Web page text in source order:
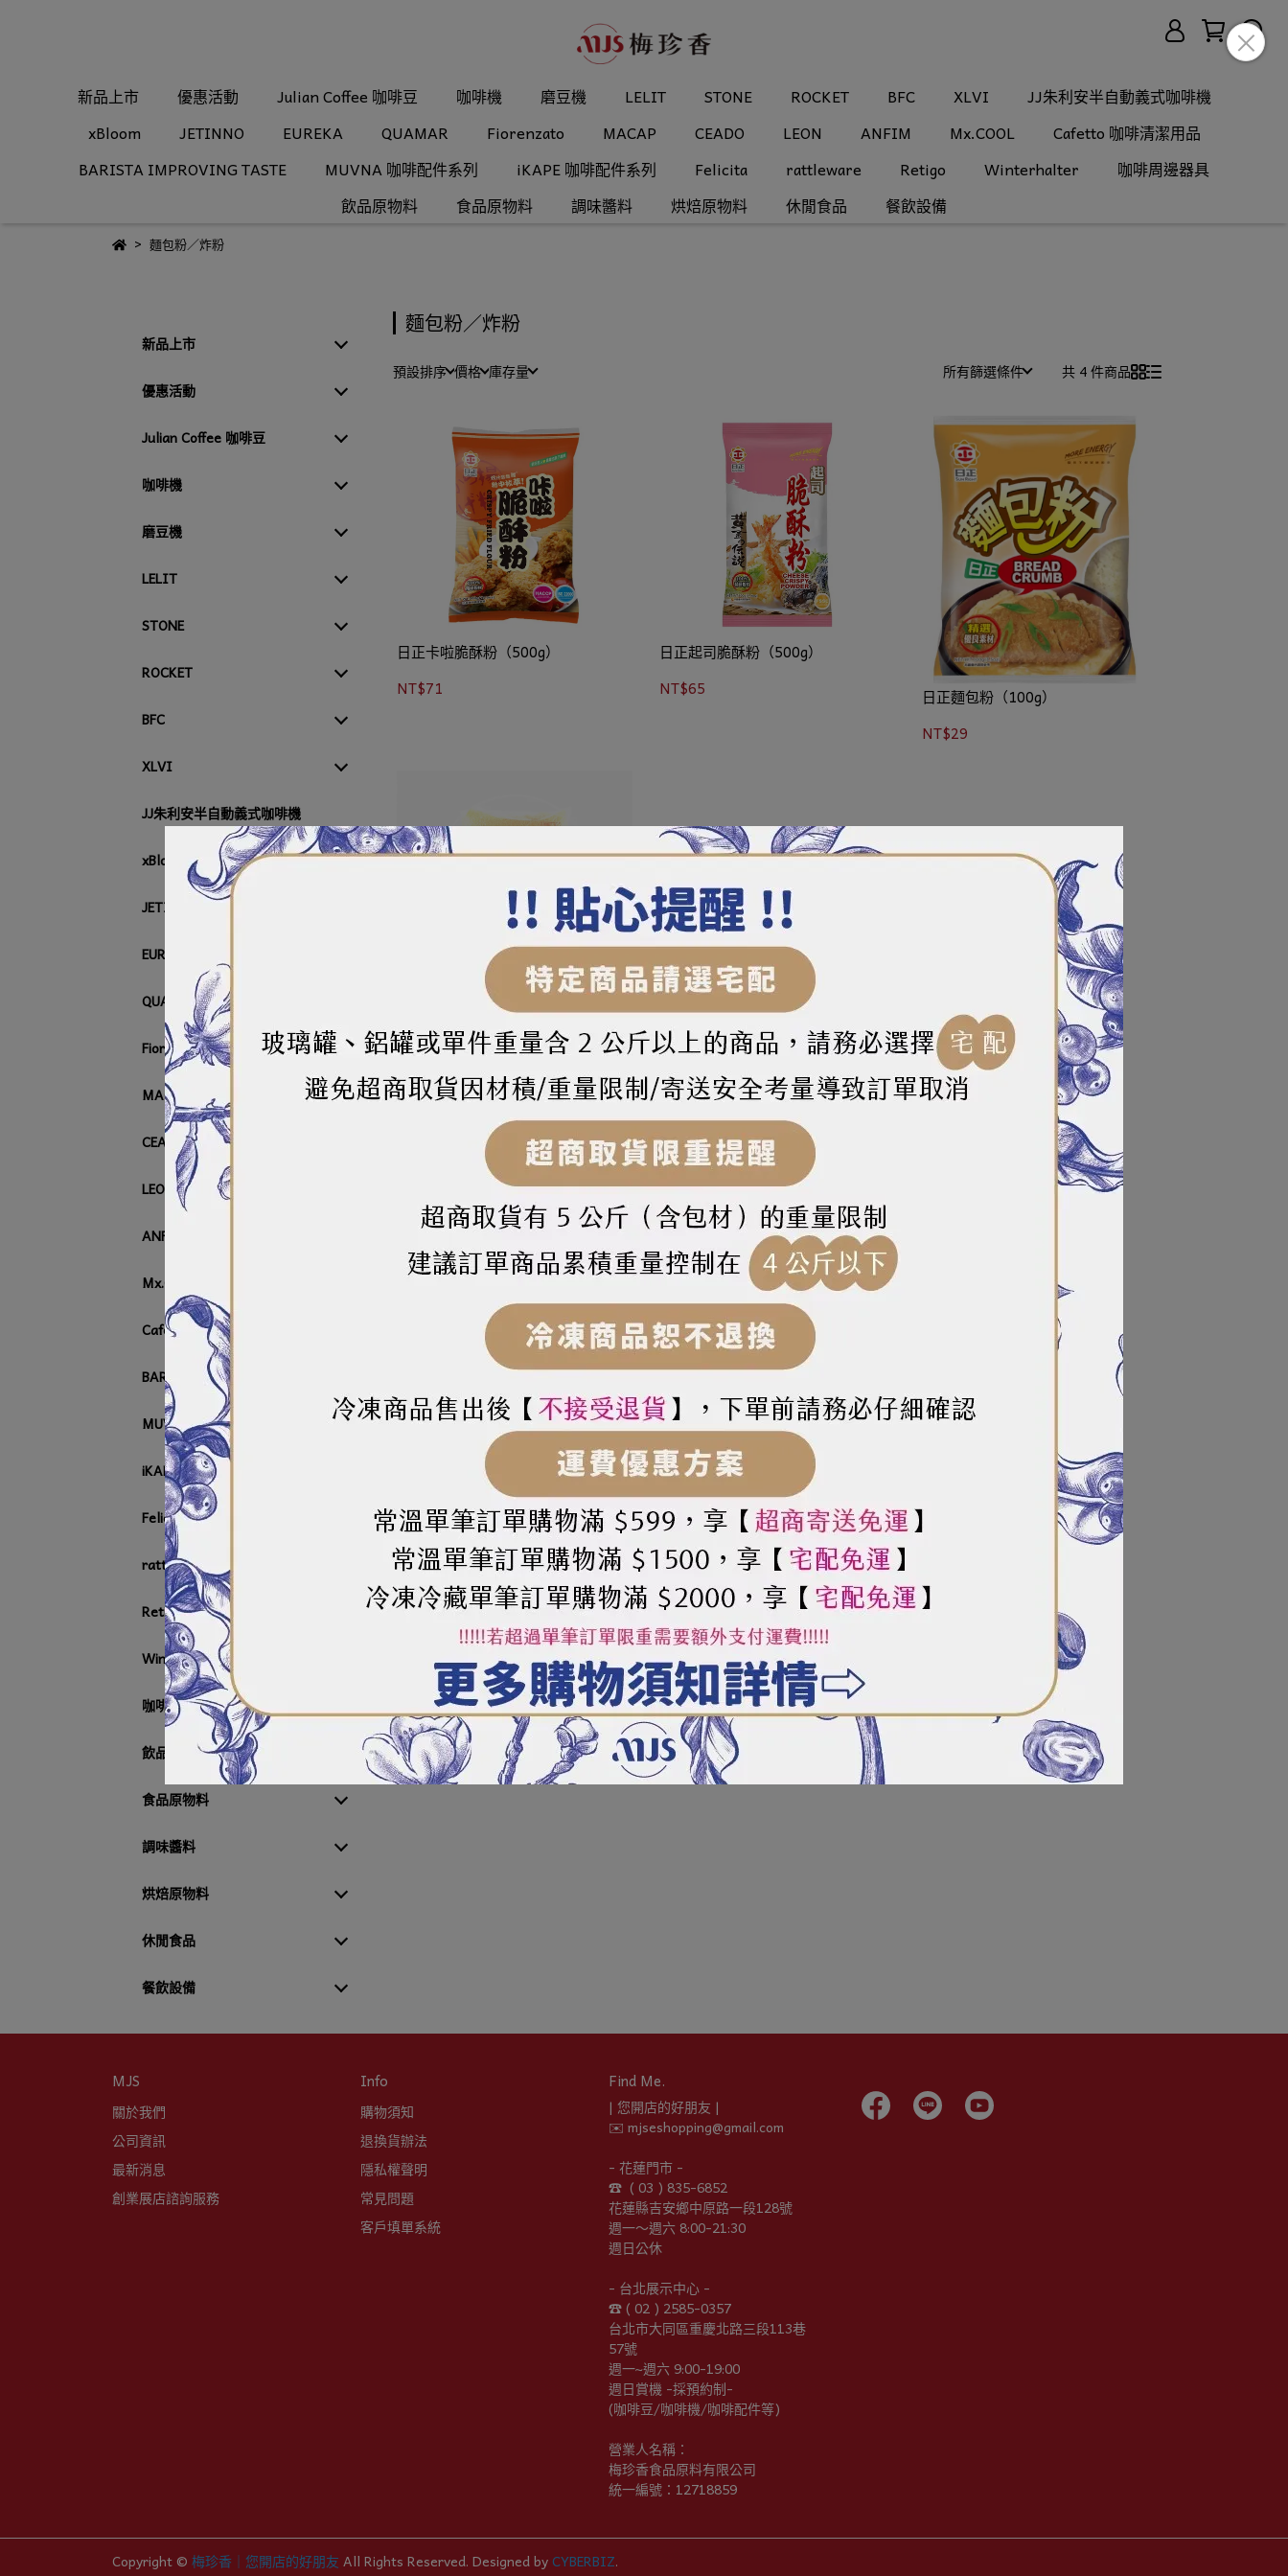
新品上市 優惠活動 Julian Coffee 咖啡豆 咖啡機 磨豆機 LELIT STONE ROCKET BFC XLVI
JJ朱利安半自動義式咖啡機
xBloom
JETINNO EUREKA QUAMAR Fiorenzato MACAP CEADO LEON ANFIM Mx.COOL
Cafetto 咖啡清潔用品
BARISTA IMPROVING TASTE
MUVNA 咖啡配件系列 iKAPE 咖啡配件系列 Felicita rattleware Retigo Winterhalter
咖啡周邊器具
飲品原物料
食品原物料 調味醬料 烘焙原物料 休閒食品 餐飲設備
麵包粉／炸粉
新品上市
優惠活動
Julian Coffee 咖啡豆
咖啡機
磨豆機
LELIT
STONE
ROCKET
BFC
XLVI
JJ朱利安半自動義式咖啡機
xBloom
JETINNO
EUREKA
QUAMAR
Fiorenzato
MACAP
CEADO
LEON
ANFIM
Mx.COOL
Cafetto 咖啡清潔用品
BARISTA IMPROVING TASTE
MUVNA 咖啡配件系列
iKAPE 咖啡配件系列
Felicita
rattleware
Retigo
Winterhalter
咖啡周邊器具
飲品原物料
食品原物料
調味醬料
烘焙原物料
休閒食品
餐飲設備
麵包粉／炸粉
預設排序 價格 庫存量 所有篩選條件 共 4 件商品
日正卡啦脆酥粉（500g）
NT$71
日正起司脆酥粉（500g）
NT$65
日正麵包粉（100g）
NT$29
燦和黃金R7麵包粉（3kg）
NT$290
MJS
關於我們
公司資訊
最新消息
創業展店諮詢服務
Info
購物須知
退換貨辦法
隱私權聲明
常見問題
客戶填單系統
Find Me.
| 您開店的好朋友 |
✉️ mjseshopping@gmail.com
- 花蓮門市 -
☎︎  ( 03 ) 835-6852
花蓮縣吉安鄉中原路一段128號
週一～週六 8:00-21:30
週日公休
- 台北展示中心 -
☎︎ ( 02 ) 2585-0357
台北市大同區重慶北路三段113巷
57號
週一~週六 9:00-19:00
週日賞機 -採預約制-
(咖啡豆/咖啡機/咖啡配件等)
營業人名稱：
梅珍香食品原料有限公司
統一編號：12718859
Copyright © 梅珍香｜您開店的好朋友 All Rights Reserved. Designed by CYBERBIZ.